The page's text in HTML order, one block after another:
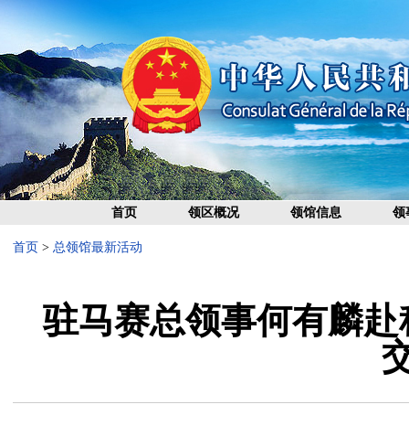
首页 领区概况 领馆信息 领
首页 > 总领馆最新活动
驻马赛总领事何有麟